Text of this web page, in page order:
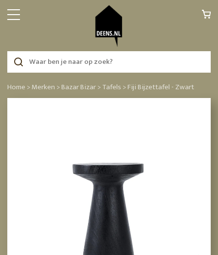
Home >Merken >Bazar Bizar >Tafels >Fiji Bijzettafel - Zwart